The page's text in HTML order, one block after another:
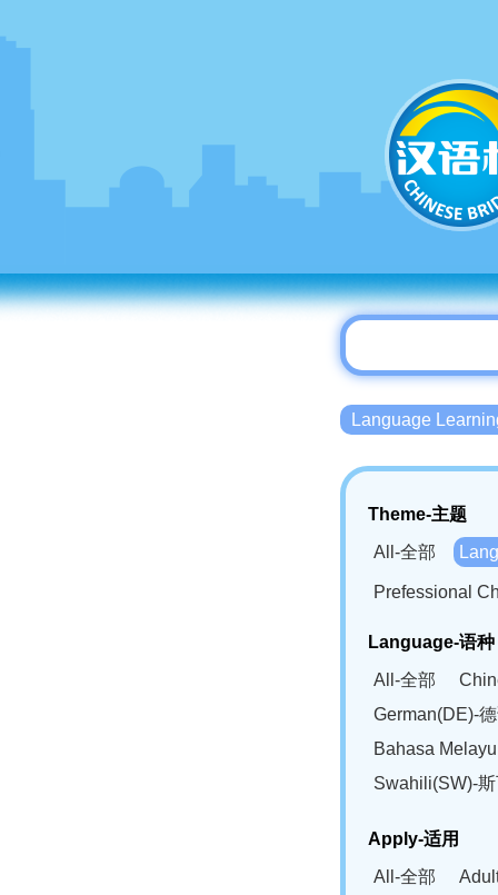
Language
Theme-主题
All-全部
Prefessional
Language-语种
All-全部
German(DE)-
Bahasa
Swahili(SW)-
Apply-适用
All-全部